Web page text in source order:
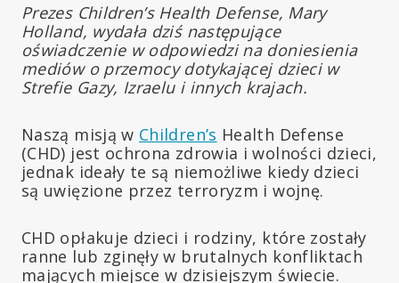
Prezes Children’s Health Defense, Mary
Holland, wydała dziś następujące
oświadczenie w odpowiedzi na doniesienia
mediów o przemocy dotykającej dzieci w
Strefie Gazy, Izraelu i innych krajach.
Naszą misją w Children’s Health Defense
(CHD) jest ochrona zdrowia i wolności dzieci,
jednak ideały te są niemożliwe kiedy dzieci
są uwięzione przez terroryzm i wojnę.
CHD opłakuje dzieci i rodziny, które zostały
ranne lub zginęły w brutalnych konfliktach
mających miejsce w dzisiejszym świecie.